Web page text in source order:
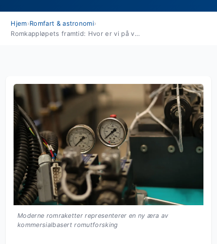
Hjem›Romfart & astronomi›
Romkappløpets framtid: Hvor er vi på vei til 2027?
Moderne romraketter representerer en ny æra av
kommersialbasert romutforsking